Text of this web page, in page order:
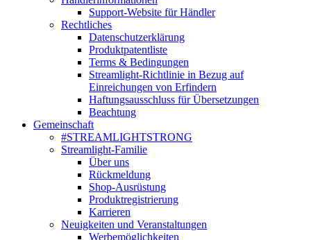
Support-Website für Händler
Rechtliches
Datenschutzerklärung
Produktpatentliste
Terms & Bedingungen
Streamlight-Richtlinie in Bezug auf
Einreichungen von Erfindern
Haftungsausschluss für Übersetzungen
Beachtung
Gemeinschaft
#STREAMLIGHTSTRONG
Streamlight-Familie
Über uns
Rückmeldung
Shop-Ausrüstung
Produktregistrierung
Karrieren
Neuigkeiten und Veranstaltungen
Werbemöglichkeiten